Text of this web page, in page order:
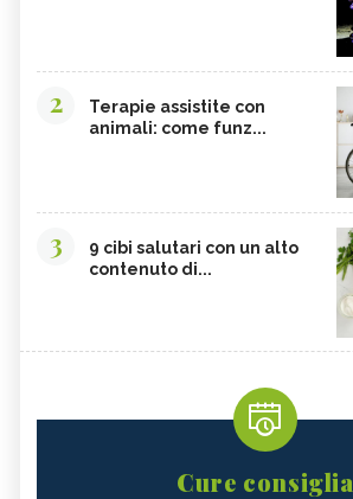
2
Terapie assistite con
animali: come funz...
3
9 cibi salutari con un alto
contenuto di...
Cure consiglia